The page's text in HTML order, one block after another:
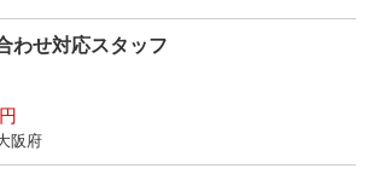
わせ対応スタッフ
阪府